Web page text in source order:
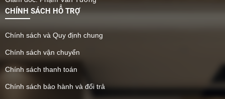
CHÍNH SÁCH HỖ TRỢ
Chính sách và Quy định chung
Chính sách vận chuyển
Chính sách thanh toán
Chính sách bảo hành và đổi trả